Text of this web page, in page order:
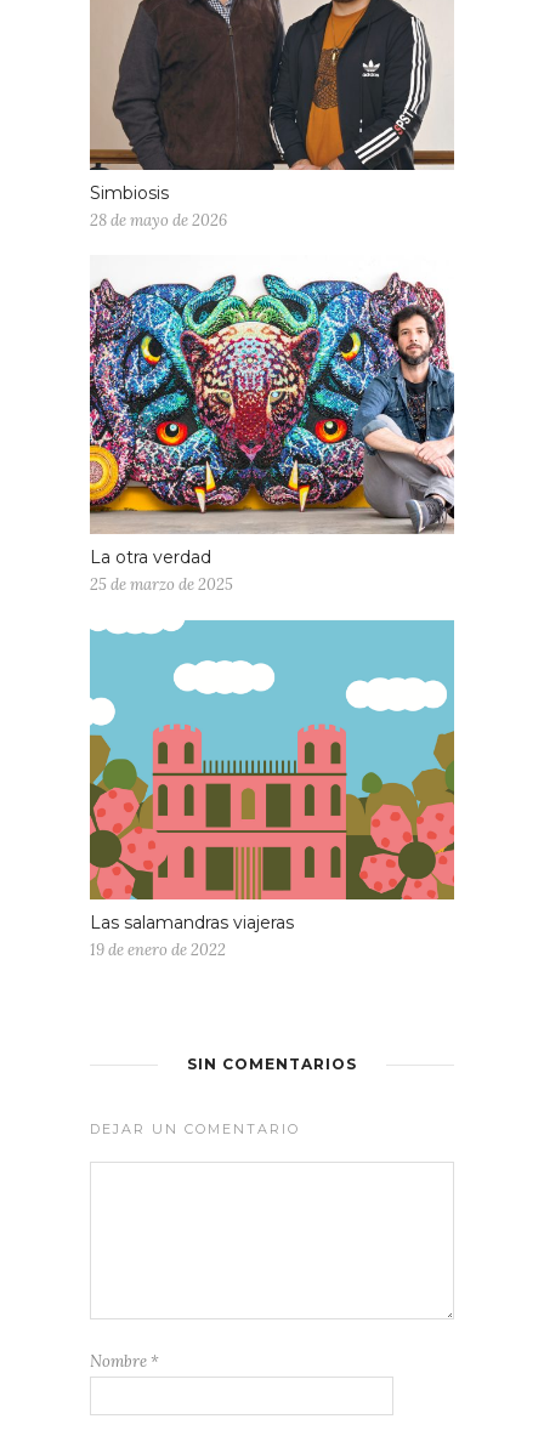
Simbiosis
28 de mayo de 2026
La otra verdad
25 de marzo de 2025
Las salamandras viajeras
19 de enero de 2022
SIN COMENTARIOS
DEJAR UN COMENTARIO
Nombre *